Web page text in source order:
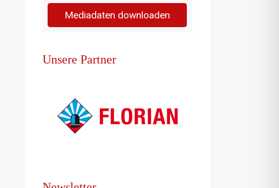
Mediadaten downloaden
Unsere Partner